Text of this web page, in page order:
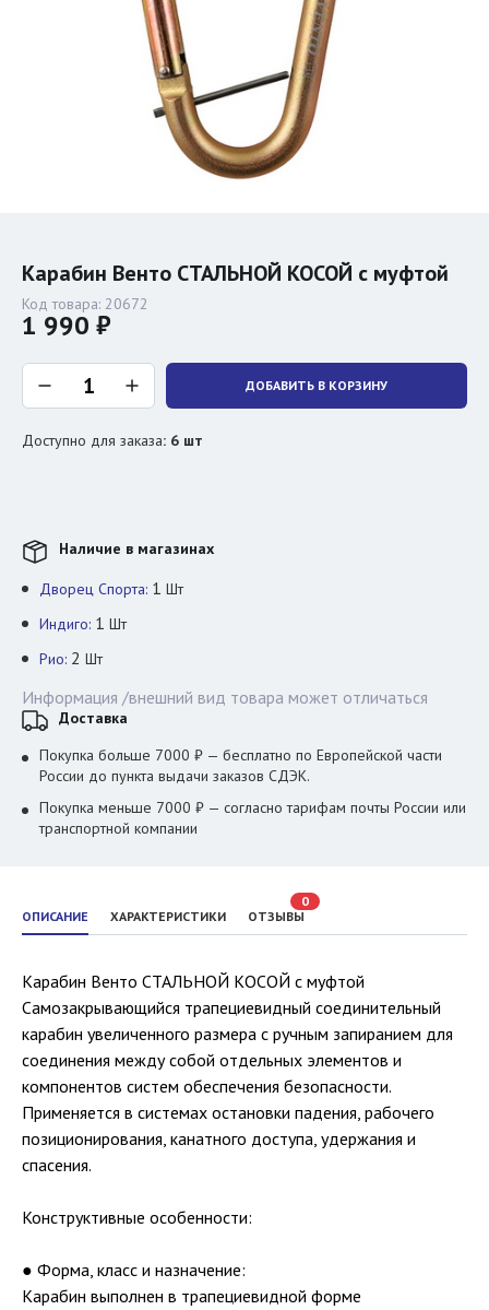
Карабин Венто СТАЛЬНОЙ КОСОЙ с муфтой
Код товара: 20672
1 990 ₽
ДОБАВИТЬ В КОРЗИНУ
Доступно для заказа: 6 шт
ОПИСАНИЕ ХАРАКТЕРИСТИКИ ОТЗЫВЫ
0
Карабин Венто СТАЛЬНОЙ КОСОЙ с муфтой
Самозакрывающийся трапециевидный соединительный
карабин увеличенного размера с ручным запиранием для
соединения между собой отдельных элементов и
компонентов систем обеспечения безопасности.
Применяется в системах остановки падения, рабочего
позиционирования, канатного доступа, удержания и
спасения.
Конструктивные особенности:
● Форма, класс и назначение:
Карабин выполнен в трапециевидной форме
Наличие в магазинах
Дворец Спорта: 1 Шт
Индиго: 1 Шт
Рио: 2 Шт
Информация /внешний вид товара может отличаться
Доставка
Покупка больше 7000 ₽ — бесплатно по Европейской части
России до пункта выдачи заказов СДЭК.
Покупка меньше 7000 ₽ — согласно тарифам почты России или
транспортной компании